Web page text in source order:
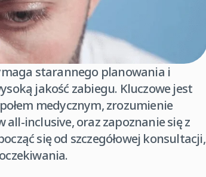
starannego planowania i
jakość zabiegu. Kluczowe jest
medycznym, zrozumienie
all-inclusive, oraz zapoznanie się z
się od szczegółowej konsultacji,